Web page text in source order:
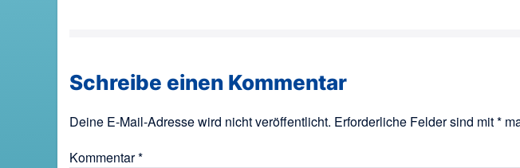
Schreibe einen Kommentar
Deine E-Mail-Adresse wird nicht veröffentlicht. Erforderliche Felder sind mit*
Kommentar*